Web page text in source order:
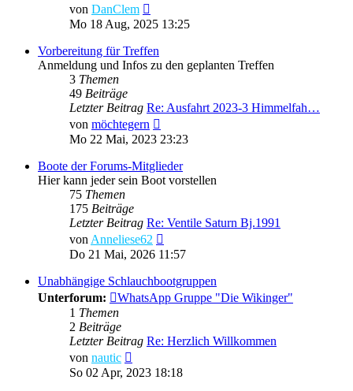
von DanClem
Beitrag
Mo 18 Aug, 2025 13:25
Vorbereitung für Treffen
Anmeldung und Infos zu den geplanten Treffen
3 Themen
49 Beiträge
Letzter Beitrag Re: Ausfahrt 2023-3 Himmelfah…
von möchtegern
Beitrag
Mo 22 Mai, 2023 23:23
Boote der Forums-Mitglieder
Hier kann jeder sein Boot vorstellen
75 Themen
175 Beiträge
Letzter Beitrag Re: Ventile Saturn Bj.1991
von Anneliese62
Beitrag
Do 21 Mai, 2026 11:57
Unabhängige Schlauchbootgruppen
Unterforum:
WhatsApp Gruppe "Die Wikinger"
1 Themen
2 Beiträge
Letzter Beitrag Re: Herzlich Willkommen
von nautic
Beitrag
So 02 Apr, 2023 18:18